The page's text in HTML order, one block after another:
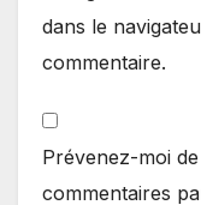
dans le
commentaire.
Prévenez-moi
commentaires